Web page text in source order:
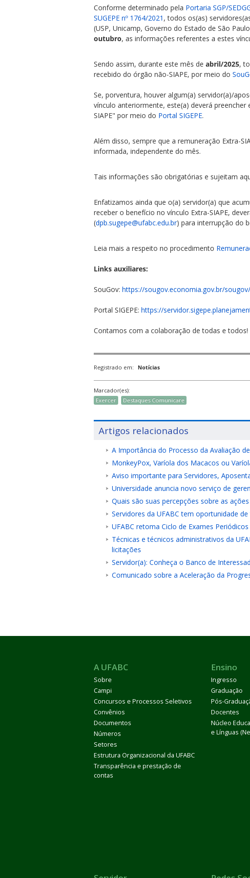
Conforme determinado pela Portaria SGP/
SUGEPE nº 1764/2021 , todos os(as)
(USP, Unicamp, Governo do Estado de São
outubro, as informações referentes a estes
Sendo assim, durante este mês de abril/2025,
recebido do órgão não-SIAPE, por meio do
Se, porventura, houver algum(a) servidor(a)/
vínculo anteriormente, este(a) deverá
SIAPE" por meio do Portal SIGEPE.
Além disso, sempre que a remuneração Extra-
informada, independente do mês.
Tais informações são obrigatórias e sujeitam
Enfatizamos ainda que o(a) servidor(a) que
receber o benefício no vínculo Extra-SIAPE,
(dpb.sugepe@ufabc.edu.br) para interrupção do
Leia mais a respeito no procedimento
Links auxiliares:
SouGov: https://sougov.economia.gov.br/sougov/
Portal SIGEPE: https://
Contamos com a colaboração de todas e todos!
Registrado em: Notícias
Marcador(es):
Exercer
Destaques Comunicare
Artigos relacionados
A Importância do Processo da Avaliação
MonkeyPox, Varíola dos Macacos ou
Aviso importante para Servidores,
Universidade anuncia novo serviço de
Quais são suas percepções sobre as
Servidores da UFABC tem oportunidade
UFABC retoma Ciclo de Exames
Técnicas e técnicos administrativos da
licitações
Servidor(a): Conheça o Banco de
Comunicado sobre a Aceleração da
A UFABC
Sobre
Campi
Concursos e Processos Seletivos
Convênios
Documentos
Números
Setores
Estrutura Organizacional da UFABC
Transparência e prestação de
contas
Ensino
Ingresso
Graduação
Pós-
Docentes
Núcleo
e Línguas